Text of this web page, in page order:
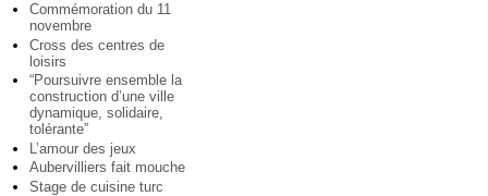
Commémoration du 11
novembre
Cross des centres de
loisirs
“Poursuivre ensemble la
construction d’une ville
dynamique, solidaire,
tolérante”
L’amour des jeux
Aubervilliers fait mouche
Stage de cuisine turc